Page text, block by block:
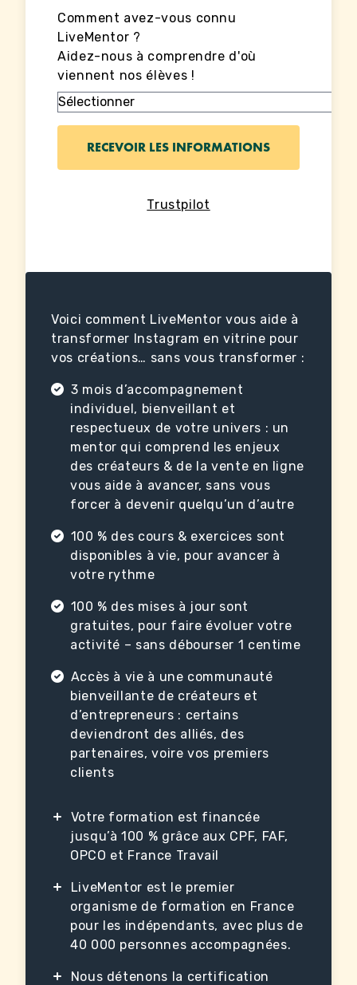
Voici comment LiveMentor vous aide à
transformer Instagram en vitrine pour
vos créations… sans vous transformer :
3 mois d’accompagnement
individuel, bienveillant et
respectueux de votre univers : un
mentor qui comprend les enjeux
des créateurs & de la vente en ligne
vous aide à avancer, sans vous
forcer à devenir quelqu’un d’autre
100 % des cours & exercices sont
disponibles à vie, pour avancer à
votre rythme
100 % des mises à jour sont
gratuites, pour faire évoluer votre
activité – sans débourser 1 centime
Accès à vie à une communauté
bienveillante de créateurs et
d’entrepreneurs : certains
deviendront des alliés, des
partenaires, voire vos premiers
clients
Votre formation est financée
jusqu’à 100 % grâce aux CPF, FAF,
OPCO et France Travail
LiveMentor est le premier
organisme de formation en France
pour les indépendants, avec plus de
40 000 personnes accompagnées.
Nous détenons la certification
Comment avez-vous connu
LiveMentor ?
Aidez-nous à comprendre d'où
viennent nos élèves !
Trustpilot